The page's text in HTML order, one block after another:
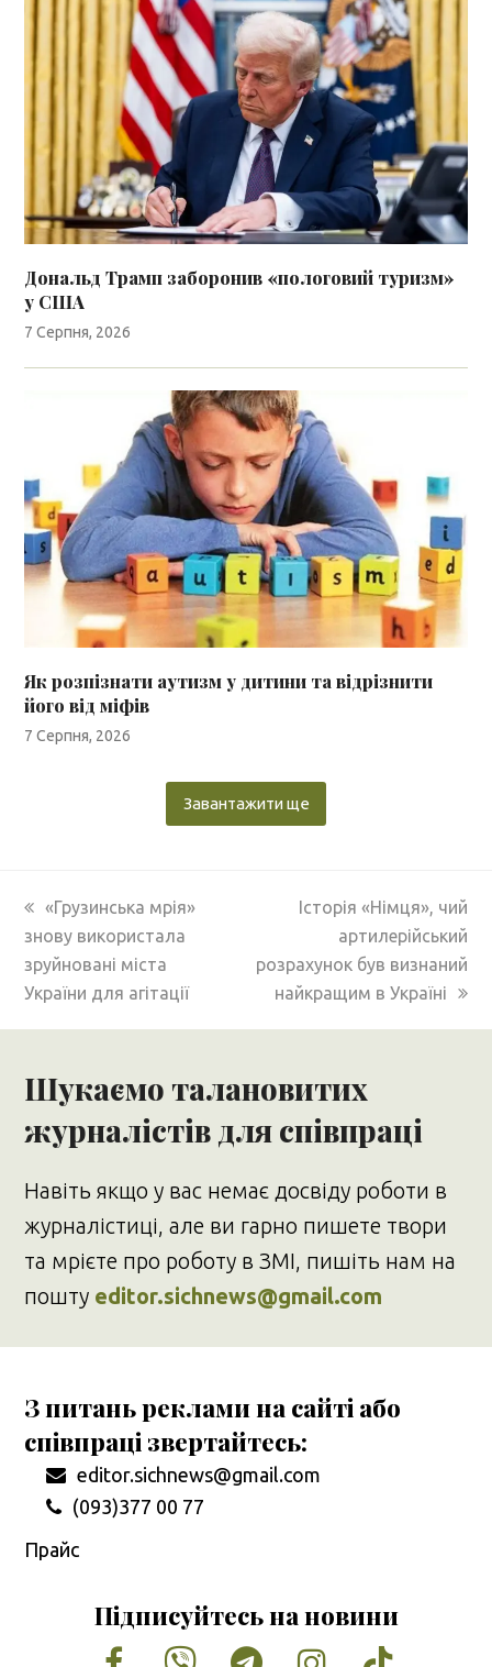
Дональд Трамп заборонив «пологовий туризм»
у США
7 Серпня, 2026
Як розпізнати аутизм у дитини та відрізнити
його від міфів
7 Серпня, 2026
Завантажити ще
previous
post:
«Грузинська мрія»
знову використала
зруйновані міста
України для агітації
next
Історія «Німця», чий
артилерійський
розрахунок був визнаний
найкращим в Україні
Шукаємо талановитих
журналістів для співпраці
Навіть якщо у вас немає досвіду роботи в
журналістиці, але ви гарно пишете твори
та мрієте про роботу в ЗМІ, пишіть нам на
пошту editor.sichnews@gmail.com
З питань реклами на сайті або
співпраці звертайтесь:
editor.sichnews@gmail.com
(093)377 00 77
Прайс
Підписуйтесь на новини